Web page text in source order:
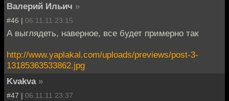
Валерий Ильич »
#46 | 06.11.11 23:15
А выглядеть, наверное, все будет примерно так
http://www.yaplakal.com/uploads/previews/post-3-
13185363533862.jpg
Kvakva »
#47 | 06.11.11 23:37